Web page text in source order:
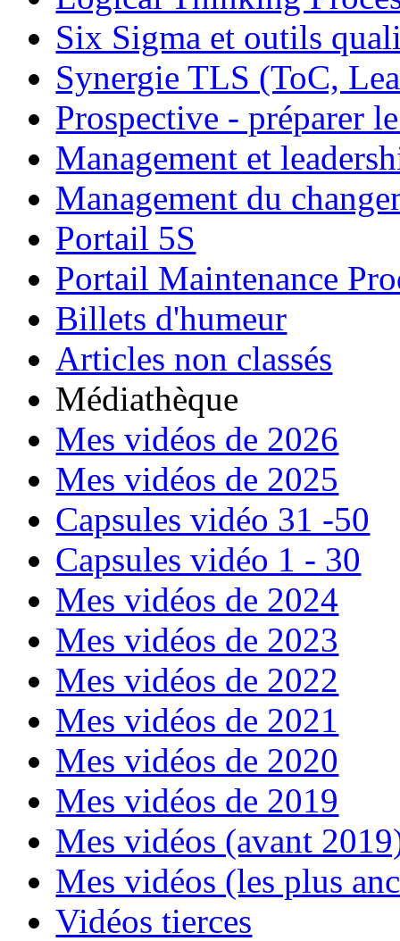
Six Sigma et outils
Synergie TLS (ToC,
Prospective - préparer
Management et
Management du
Portail 5S
Portail Maintenance
Billets d'humeur
Articles non classés
Médiathèque
Mes vidéos de 2026
Mes vidéos de 2025
Capsules vidéo 31 -50
Capsules vidéo 1 - 30
Mes vidéos de 2024
Mes vidéos de 2023
Mes vidéos de 2022
Mes vidéos de 2021
Mes vidéos de 2020
Mes vidéos de 2019
Mes vidéos (avant
Mes vidéos (les plus
Vidéos tierces